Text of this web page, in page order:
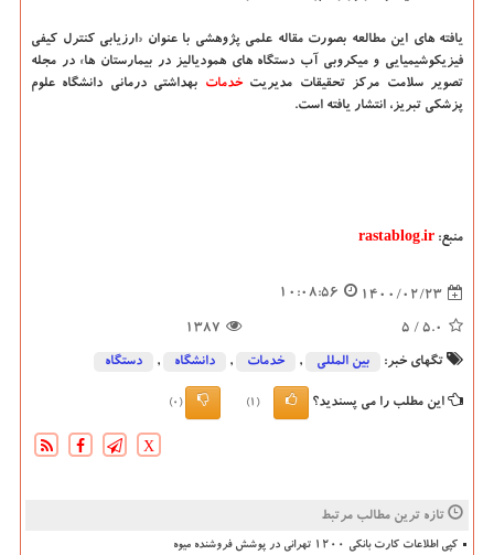
یافته های این مطالعه بصورت مقاله علمی پژوهشی با عنوان «ارزیابی کنترل کیفی
فیزیکوشیمیایی و میکروبی آب دستگاه های همودیالیز در بیمارستان ها» در مجله
تصویر سلامت مرکز تحقیقات مدیریتخدمات بهداشتی درمانی دانشگاه علوم
پزشکی تبریز، انتشار یافته است.
منبع: rastablog.ir
1400/02/23
10:08:56
5.0
/ 5
1387
تگهای خبر: بین المللی , خدمات , دانشگاه‌ , دستگاه
این مطلب را می پسندید؟ (1)
(0)
X
تازه ترین مطالب مرتبط
کپی اطلاعات کارت بانکی ۱۲۰۰ تهرانی در پوشش فروشنده میوه